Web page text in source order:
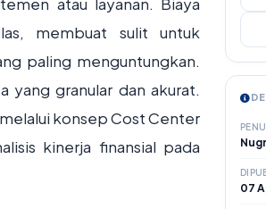
membuat sulit untuk
paling menguntungkan.
yang granular dan akurat.
konsep Cost Center
kinerja finansial pada
07